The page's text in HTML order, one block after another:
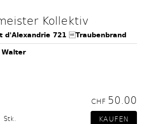
Kollektiv
d'Alexandrie 721 Traubenbrand
CHF 50.00
Stk.